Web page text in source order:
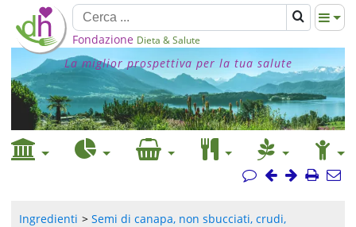
Fondazione Dieta & Salute
La miglior prospettiva per la tua salute
Ingredienti
Semi di canapa, non sbucciati, crudi,